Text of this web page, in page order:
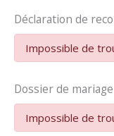
Déclaration de
Impossible de
Dossier de mariage
Impossible de